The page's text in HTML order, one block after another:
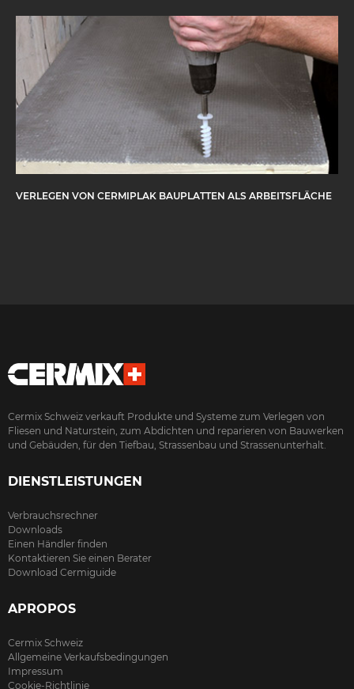
VERLEGEN VON CERMIPLAK BAUPLATTEN ALS ARBEITSFLÄCHE
Cermix Schweiz verkauft Produkte und Systeme zum Verlegen von
Fliesen und Naturstein, zum Abdichten und reparieren von Bauwerken
und Gebäuden, für den Tiefbau, Strassenbau und Strassenunterhalt.
DIENSTLEISTUNGEN
Verbrauchsrechner
Downloads
Einen Händler finden
Kontaktieren Sie einen Berater
Download Cermiguide
APROPOS
Cermix Schweiz
Allgemeine Verkaufsbedingungen
Impressum
Cookie-Richtlinie